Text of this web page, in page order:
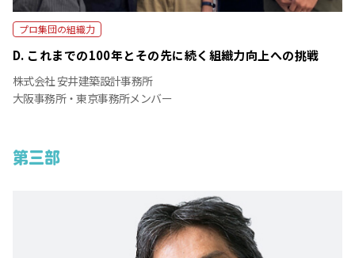
プロ集団の組織力
D. これまでの100年とその先に続く組織力向上への挑戦
株式会社 安井建築設計事務所
大阪事務所・東京事務所メンバー
第三部